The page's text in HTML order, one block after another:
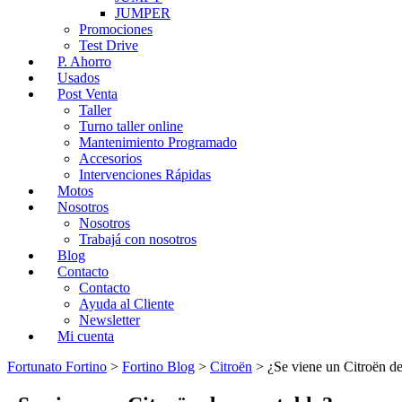
JUMPER
Promociones
Test Drive
P. Ahorro
Usados
Post Venta
Taller
Turno taller online
Mantenimiento Programado
Accesorios
Intervenciones Rápidas
Motos
Nosotros
Nosotros
Trabajá con nosotros
Blog
Contacto
Contacto
Ayuda al Cliente
Newsletter
Mi cuenta
Fortunato Fortino > Fortino Blog > Citroën > ¿Se viene un Citroën